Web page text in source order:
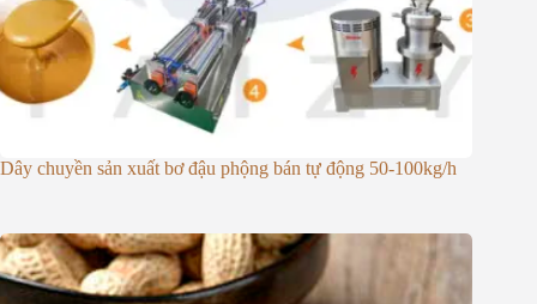
Dây chuyền sản xuất bơ đậu phộng bán tự động 50-100kg/h